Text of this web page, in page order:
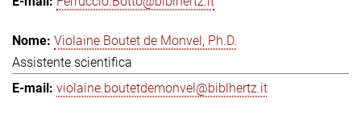
Violaine Boutet de Monvel, Ph.D.
Assistente scientifica
violaine.boutetdemonvel@biblhertz.it